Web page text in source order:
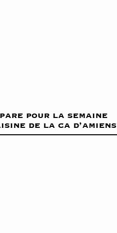
pour la semaine
de la ca d’amiens